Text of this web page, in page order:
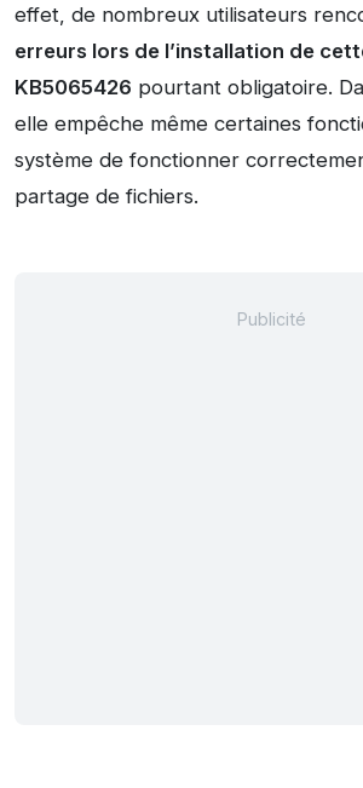
effet, de nombreux utilisateurs
erreurs lors de l’installation de
KB5065426 pourtant obligatoire.
elle empêche même certaines
système de fonctionner
partage de fichiers.